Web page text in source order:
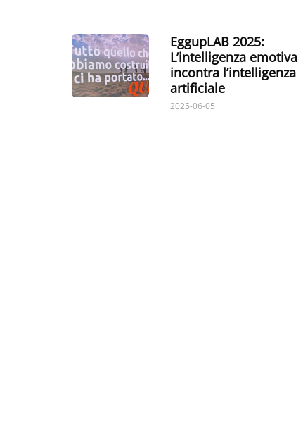
EggupLAB 2025:
L’intelligenza emotiva
incontra l’intelligenza
artificiale
2025-06-05